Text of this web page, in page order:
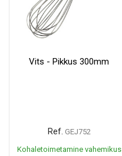
Vits - Pikkus 300mm
Ref. GEJ752
Kohaletoimetamine vahemikus